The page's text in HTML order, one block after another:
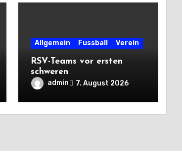
Allgemein Fussball Verein
RSV-Teams vor ersten
schweren
Auswärtsprüfungen der
Saison
admin 7. August 2026